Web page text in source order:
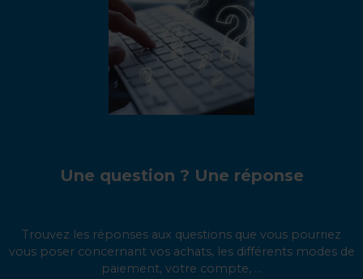
Une question ? Une réponse
Trouvez les réponses aux questions que vous pourriez
vous poser concernant vos achats, les différents modes de
paiement, votre compte, ...